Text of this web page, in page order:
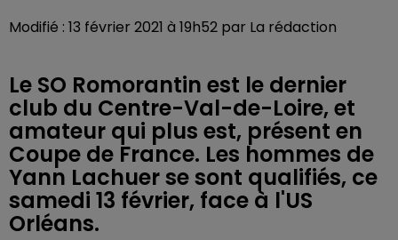
Modifié : 13 février 2021 à 19h52 par La rédaction
Le SO Romorantin est le dernier
club du Centre-Val-de-Loire, et
amateur qui plus est, présent en
Coupe de France. Les hommes de
Yann Lachuer se sont qualifiés, ce
samedi 13 février, face à l'US
Orléans.